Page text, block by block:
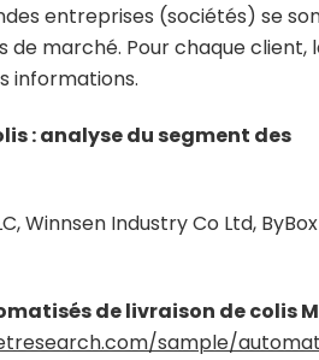
entreprises (sociétés) se
marché. Pour chaque client,
informations.
: analyse du segment des
Winnsen Industry Co Ltd, ByBox
de livraison de colis
sample/